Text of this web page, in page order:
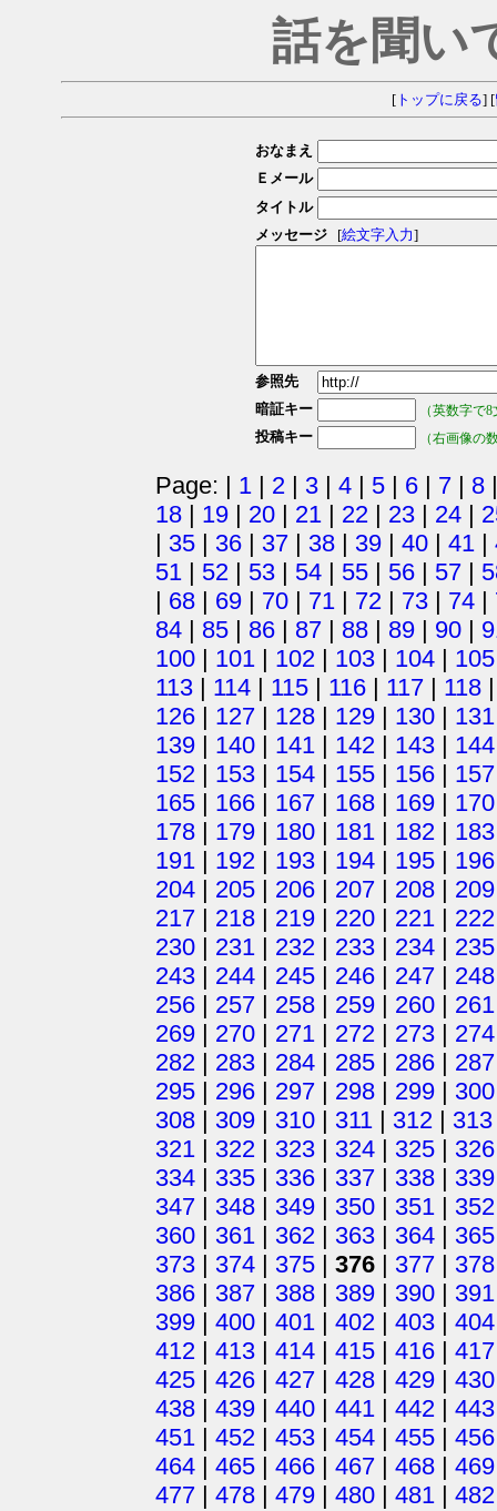
話を聞い
[トップに戻る] [
おなまえ
Ｅメール
タイトル
メッセージ
[絵文字入力]
参照先
暗証キー
（英数字で
投稿キー （右画像の
Page: | 1 | 2 | 3 | 4 | 5 | 6 | 7 | 8
18 | 19 | 20 | 21 | 22 | 23 | 24 |
| 35 | 36 | 37 | 38 | 39 | 40 | 41 |
51 | 52 | 53 | 54 | 55 | 56 | 57 |
| 68 | 69 | 70 | 71 | 72 | 73 | 74 |
84 | 85 | 86 | 87 | 88 | 89 | 90 |
100 | 101 | 102 | 103 | 104 | 105
113 | 114 | 115 | 116 | 117 | 118
126 | 127 | 128 | 129 | 130 | 131
139 | 140 | 141 | 142 | 143 | 144
152 | 153 | 154 | 155 | 156 | 157
165 | 166 | 167 | 168 | 169 | 170
178 | 179 | 180 | 181 | 182 | 183
191 | 192 | 193 | 194 | 195 | 196
204 | 205 | 206 | 207 | 208 | 209
217 | 218 | 219 | 220 | 221 | 222
230 | 231 | 232 | 233 | 234 | 235
243 | 244 | 245 | 246 | 247 | 248
256 | 257 | 258 | 259 | 260 | 261
269 | 270 | 271 | 272 | 273 | 274
282 | 283 | 284 | 285 | 286 | 287
295 | 296 | 297 | 298 | 299 | 300
308 | 309 | 310 | 311 | 312 | 313
321 | 322 | 323 | 324 | 325 | 326
334 | 335 | 336 | 337 | 338 | 339
347 | 348 | 349 | 350 | 351 | 352
360 | 361 | 362 | 363 | 364 | 365
373 | 374 | 375 | 376 | 377 | 378
386 | 387 | 388 | 389 | 390 | 391
399 | 400 | 401 | 402 | 403 | 404
412 | 413 | 414 | 415 | 416 | 417
425 | 426 | 427 | 428 | 429 | 430
438 | 439 | 440 | 441 | 442 | 443
451 | 452 | 453 | 454 | 455 | 456
464 | 465 | 466 | 467 | 468 | 469
477 | 478 | 479 | 480 | 481 | 482